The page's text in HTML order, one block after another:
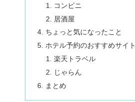
コンビニ
居酒屋
ちょっと気になったこと
ホテル予約のおすすめサイト
楽天トラベル
じゃらん
まとめ